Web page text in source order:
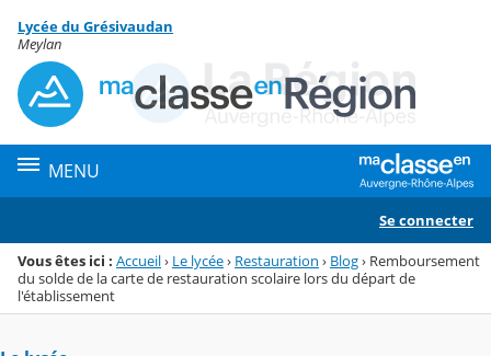
Menu de la rubrique
Contenu
Lycée du Grésivaudan
Meylan
MENU
Se connecter
Vous êtes ici : Accueil› Le lycée› Restauration › Blog› Remboursement
du solde de la carte de restauration scolaire lors du départ de
l'établissement